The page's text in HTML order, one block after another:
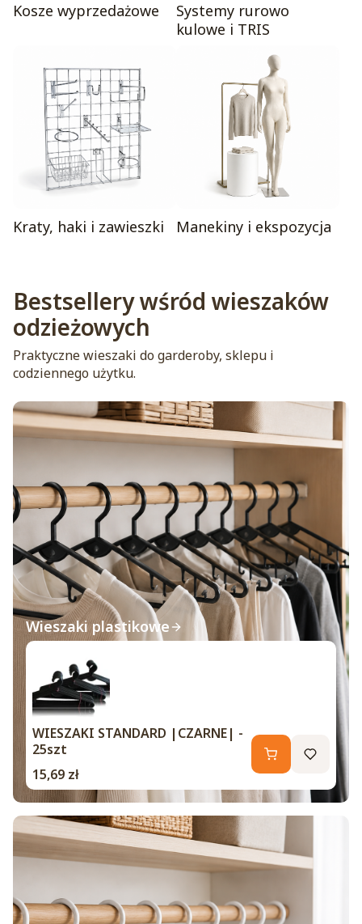
Kosze wyprzedażowe
Systemy rurowo
kulowe i TRIS
Kraty, haki i zawieszki Manekiny i ekspozycja
Bestsellery wśród wieszaków
odzieżowych
Praktyczne wieszaki do garderoby, sklepu i
codziennego użytku.
Wieszaki plastikowe
WIESZAKI STANDARD |CZARNE| -
25szt
Cena
15,69 zł